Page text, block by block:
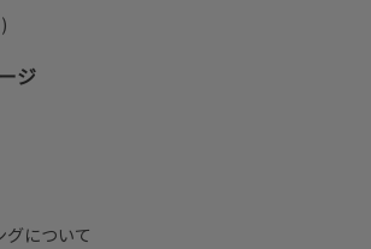
ジ
グについて